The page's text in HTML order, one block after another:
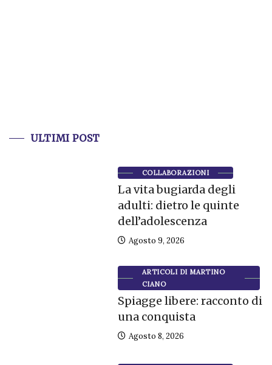
ULTIMI POST
COLLABORAZIONI
La vita bugiarda degli
adulti: dietro le quinte
dell’adolescenza
Agosto 9, 2026
ARTICOLI DI MARTINO
CIANO
Spiagge libere: racconto di
una conquista
Agosto 8, 2026